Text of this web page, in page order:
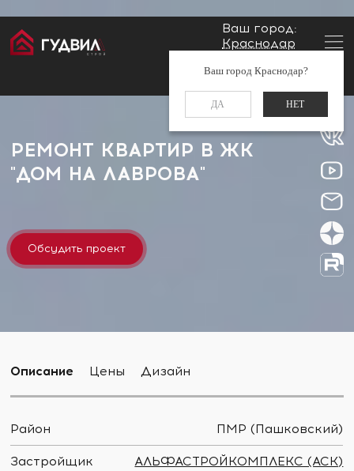
Ваш город:
Краснодар
Ваш город Краснодар?
ДА НЕТ
Заказать звонок
Главная Застройщики
РЕМОНТ КВАРТИР В ЖК
"ДОМ НА ЛАВРОВА"
Обсудить проект
Описание Цены Дизайн
Район ПМР (Пашковский)
Застройщик АЛЬФАСТРОЙКОМПЛЕКС (АСК)